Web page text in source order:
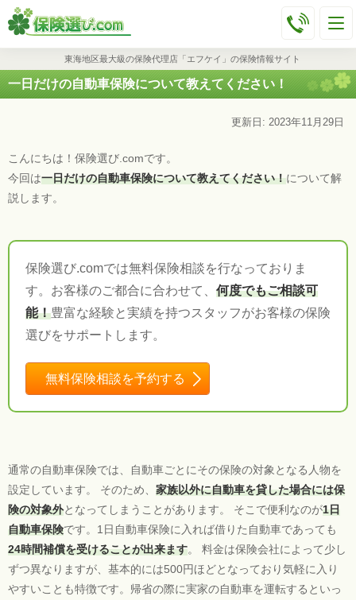
東海地区最大級の保険代理店「エフケイ」の保険情報サイト
一日だけの自動車保険について教えてください！
更新日: 2023年11月29日
こんにちは！保険選び.comです。
今回は一日だけの自動車保険について教えてください！について解
説します。
保険選び.comでは無料保険相談を行なっておりま
す。お客様のご都合に合わせて、 何度でもご相談可
能！豊富な経験と実績を持つスタッフがお客様の保険
選びをサポートします。
無料保険相談を予約する
通常の自動車保険では、自動車ごとにその保険の対象となる人物を
設定しています。 そのため、 家族以外に自動車を貸した場合には保
険の対象外となってしまうことがあります。 そこで便利なのが1日
自動車保険です。1日自動車保険に入れば借りた自動車であっても
24時間補償を受けることが出来ます。 料金は保険会社によって少し
ずつ異なりますが、基本的には500円ほどとなっており気軽に入り
やすいことも特徴です。帰省の際に実家の自動車を運転するといっ